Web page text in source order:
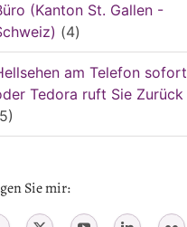
(Kanton St. Gallen -
(4)
am Telefon sofort
Tedora ruft Sie Zurück
Sie mir: